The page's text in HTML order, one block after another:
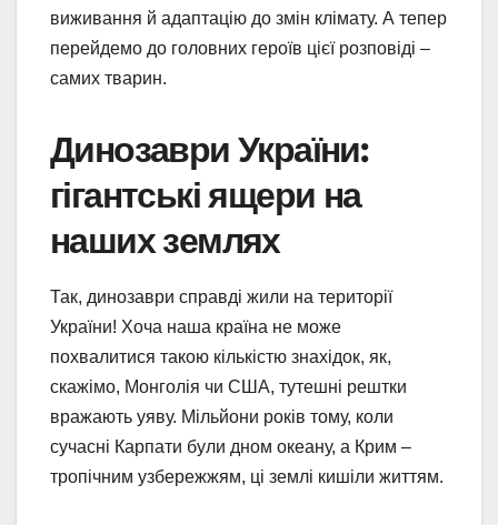
виживання й адаптацію до змін клімату. А тепер
перейдемо до головних героїв цієї розповіді –
самих тварин.
Динозаври України:
гігантські ящери на
наших землях
Так, динозаври справді жили на території
України! Хоча наша країна не може
похвалитися такою кількістю знахідок, як,
скажімо, Монголія чи США, тутешні рештки
вражають уяву. Мільйони років тому, коли
сучасні Карпати були дном океану, а Крим –
тропічним узбережжям, ці землі кишіли життям.